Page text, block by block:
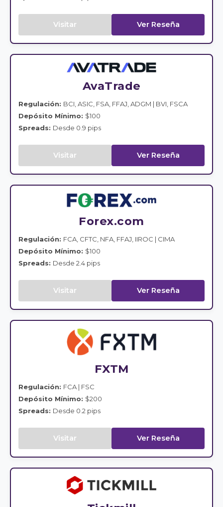
Visitar Ver Reseña
AvaTrade
Regulación: BCI, ASIC, FSA, FFAJ, ADGM | BVI, FSCA
Depósito Mínimo: $100
Spreads: Desde 0.9 pips
Visitar Ver Reseña
Forex.com
Regulación: FCA, CFTC, NFA, FFAJ, IIROC | CIMA
Depósito Mínimo: $100
Spreads: Desde 2.4 pips
Visitar Ver Reseña
FXTM
Regulación: FCA | FSC
Depósito Mínimo: $200
Spreads: Desde 0.2 pips
Visitar Ver Reseña